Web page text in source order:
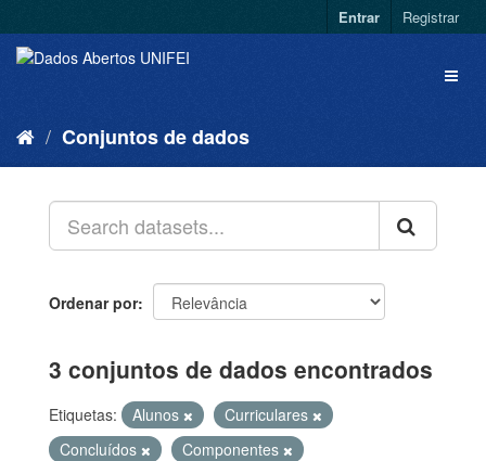
Entrar Registrar
Conjuntos de dados
Ordenar por
3 conjuntos de dados encontrados
Etiquetas: Alunos
Curriculares
Concluídos
Componentes